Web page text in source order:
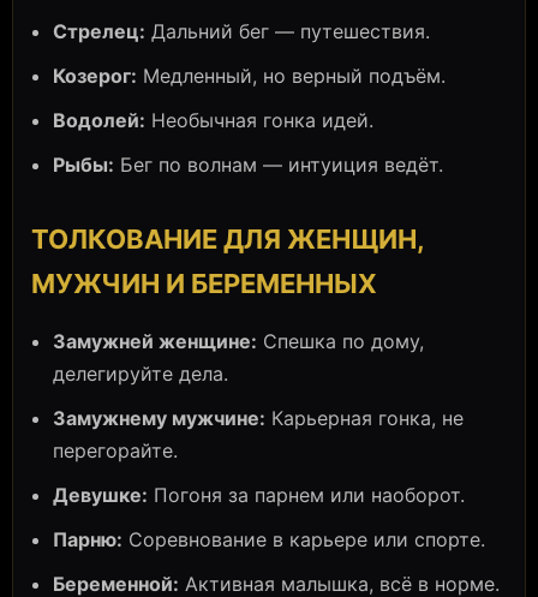
Стрелец: Дальний бег — путешествия.
Козерог: Медленный, но верный подъём.
Водолей: Необычная гонка идей.
Рыбы: Бег по волнам — интуиция ведёт.
ТОЛКОВАНИЕ ДЛЯ ЖЕНЩИН,
МУЖЧИН И БЕРЕМЕННЫХ
Замужней женщине: Спешка по дому,
делегируйте дела.
Замужнему мужчине: Карьерная гонка, не
перегорайте.
Девушке: Погоня за парнем или наоборот.
Парню: Соревнование в карьере или спорте.
Беременной: Активная малышка, всё в норме.